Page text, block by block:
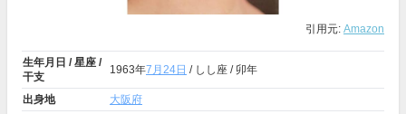
引用元: Amazon
生年月日 / 星座 /
干支
1963年7月24日 / しし座 / 卯年
出身地 大阪府